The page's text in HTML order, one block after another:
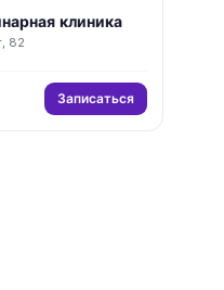
клиника
82
Записаться